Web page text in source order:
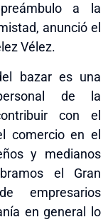
a la
anunció el
Vélez.
bazar es una
de la
con el
comercio en el
y medianos
el Gran
empresarios
en general lo